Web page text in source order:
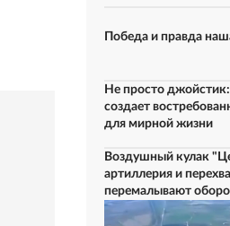
Победа и правда
Не просто
создает
для мирной жизни
Воздушный кулак
артиллерия и
перемалывают